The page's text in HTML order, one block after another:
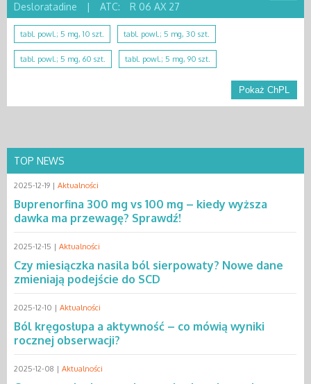
Desloratadine
| ATC: R 06 AX 27
tabl. powl.; 5 mg, 10 szt. tabl. powl.; 5 mg, 30 szt.
tabl. powl.; 5 mg, 60 szt. tabl. powl.; 5 mg, 90 szt.
Pokaż ChPL
TOP NEWS
2025-12-19 | Aktualności
Buprenorfina 300 mg vs 100 mg – kiedy wyższa
dawka ma przewagę? Sprawdź!
2025-12-15 | Aktualności
Czy miesiączka nasila ból sierpowaty? Nowe dane
zmieniają podejście do SCD
2025-12-10 | Aktualności
Ból kręgosłupa a aktywność – co mówią wyniki
rocznej obserwacji?
2025-12-08 | Aktualności